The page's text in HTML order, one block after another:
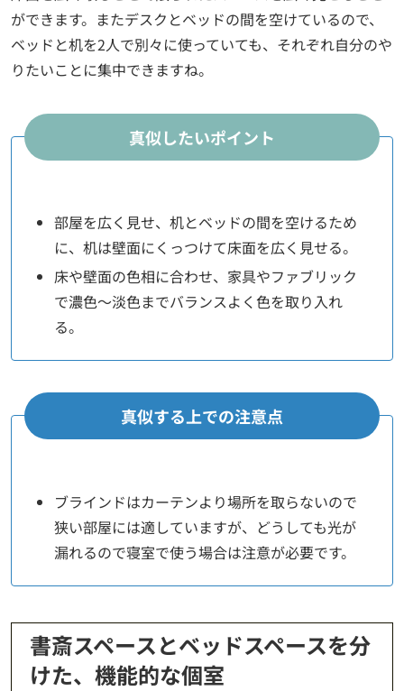
ができます。またデスクとベッドの間を空けているので、
ベッドと机を2人で別々に使っていても、それぞれ自分のや
りたいことに集中できますね。
真似したいポイント
部屋を広く見せ、机とベッドの間を空けるため
に、机は壁面にくっつけて床面を広く見せる。
床や壁面の色相に合わせ、家具やファブリック
で濃色～淡色までバランスよく色を取り入れ
る。
真似する上での注意点
ブラインドはカーテンより場所を取らないので
狭い部屋には適していますが、どうしても光が
漏れるので寝室で使う場合は注意が必要です。
書斎スペースとベッドスペースを分
けた、機能的な個室